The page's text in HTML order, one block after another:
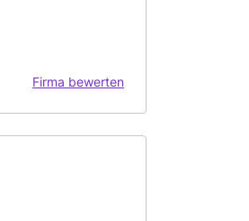
Firma bewerten